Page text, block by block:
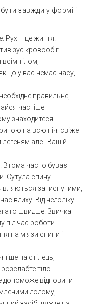
завжди у формі і
Рух – це життя!
кровообіг.
тілом,
у вас немає часу,
правильне,
частіше
знаходитеся.
на всю ніч: свіже
але і Вашій
Втома часто буває
Сутула спину
затиснутими,
вдиху. Від недоліку
швидше. Звичка
під час роботи
на м'язи спини і
на стілець,
тіло.
допоможе відновити
додому,